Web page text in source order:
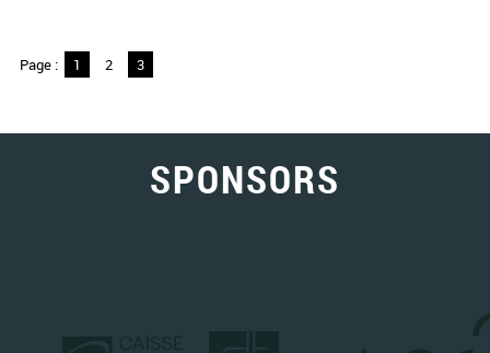
Page : 1 2 3
SPONSORS